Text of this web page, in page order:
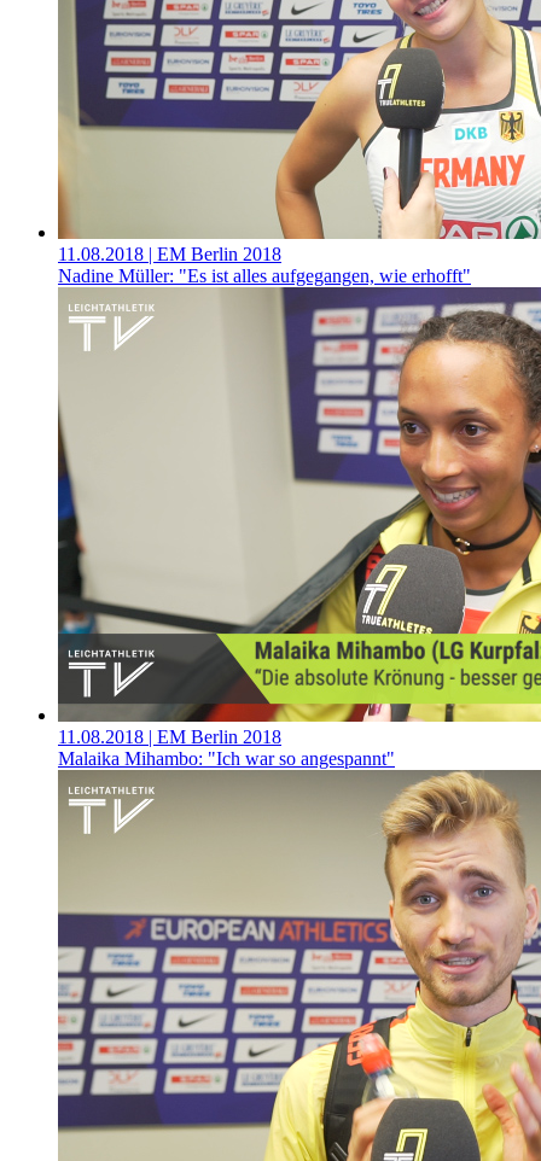
11.08.2018 | EM Berlin 2018
Nadine Müller: "Es ist alles aufgegangen, wie erhofft"
11.08.2018 | EM Berlin 2018
Malaika Mihambo: "Ich war so angespannt"